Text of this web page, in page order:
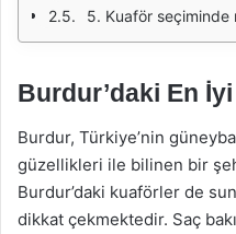
5. Kuaför
Burdur’daki En
Burdur, Türkiye’nin
güzellikleri ile bilinen bir
Burdur’daki kuaförler de
dikkat çekmektedir. Saç